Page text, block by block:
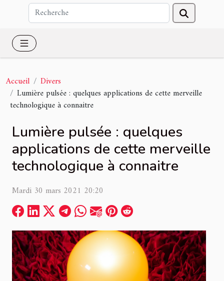
Accueil
Divers
Lumière pulsée : quelques applications de cette merveille
technologique à connaitre
Lumière pulsée : quelques
applications de cette merveille
technologique à connaitre
Mardi 30 mars 2021 20:20